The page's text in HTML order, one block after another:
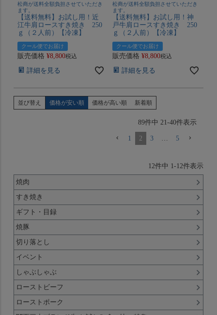
松商が送料全額負担させていただき
ます。
【送料無料】お試し用！近
江牛肩ロースすき焼き 250
ｇ（２人前）【冷凍】
クール便でお届け
販売価格 ¥8,800税込
詳細を見る
松商が送料全額負担させていただき
ます。
【送料無料】お試し用！神
戸牛肩ロースすき焼き 250
ｇ（２人前）【冷凍】
クール便でお届け
販売価格 ¥8,800税込
詳細を見る
並び替え 価格が安い順 価格が高い順 新着順
89件中 21 -40件表示
1 2 3 5
12件中 1-12件表示
焼肉
すき焼き
ギフト・目録
焼豚
切り落とし
イベント
しゃぶしゃぶ
ローストビーフ
ローストポーク